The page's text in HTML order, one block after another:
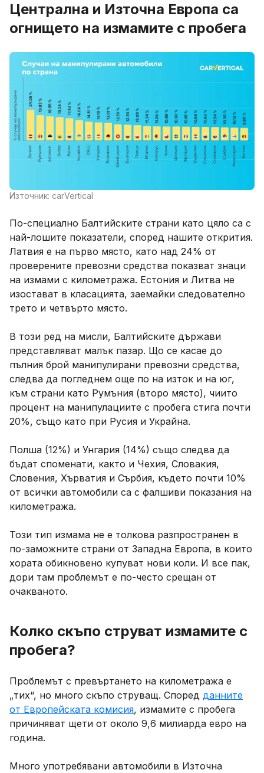
Централна и Източна Европа са
огнището на измамите с пробега
Източник: carVertical
По-специално Балтийските страни като цяло са с
най-лошите показатели, според нашите открития.
Латвия е на първо място, като над 24% от
проверените превозни средства показват знаци
на измами с километража. Естония и Литва не
изостават в класацията, заемайки следователно
трето и четвърто място.
В този ред на мисли, Балтийските държави
представляват малък пазар. Що се касае до
пълния брой манипулирани превозни средства,
следва да погледнем още по на изток и на юг,
към страни като Румъния (второ място), чиито
процент на манипулациите с пробега стига почти
20%, също като при Русия и Украйна.
Полша (12%) и Унгария (14%) също следва да
бъдат споменати, както и Чехия, Словакия,
Словения, Хърватия и Сърбия, където почти 10%
от всички автомобили са с фалшиви показания на
километража.
Този тип измама не е толкова разпространен в
по-заможните страни от Западна Европа, в които
хората обикновено купуват нови коли. И все пак,
дори там проблемът е по-често срещан от
очакваното.
Колко скъпо струват измамите с
пробега?
Проблемът с превъртането на километража е
„тих“, но много скъпо струващ. Според данните
от Европейската комисия, измамите с пробега
причиняват щети от около 9,6 милиарда евро на
година.
Много употребявани автомобили в Източна